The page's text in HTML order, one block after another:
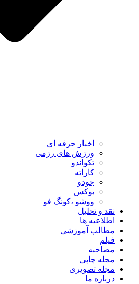
اخبار حرفه ای
ورزش های رزمی
تکواندو
کاراته
جودو
بوکس
ووشو ،کونگ فو
نقد و تحلیل
اطلاعیه ها
مطالب آموزشی
فیلم
مصاحبه
مجله چاپی
مجله تصویری
درباره ما